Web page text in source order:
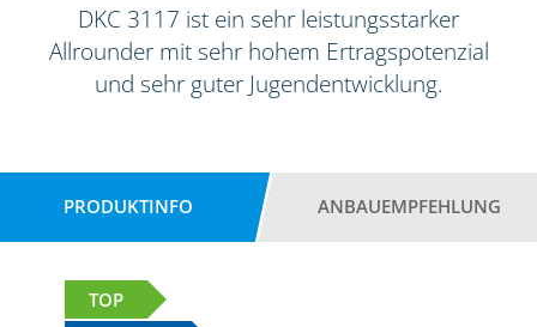
DKC 3117 ist ein sehr leistungsstarker
Allrounder mit sehr hohem Ertragspotenzial
und sehr guter Jugendentwicklung.
PRODUKTINFO ANBAUEMPFEHLUNG
TOP